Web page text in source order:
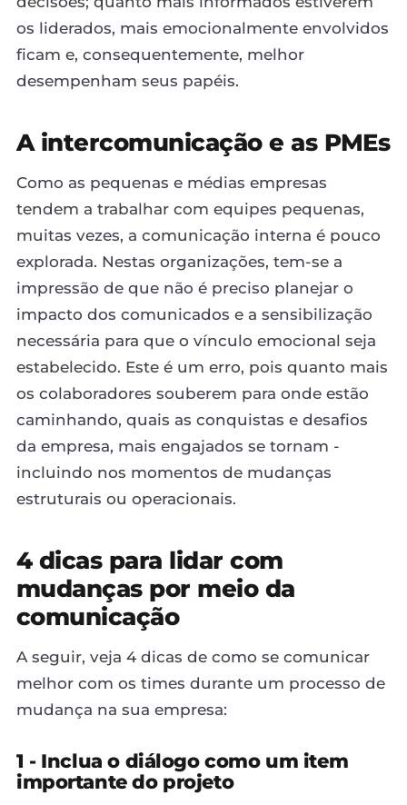
os liderados, mais emocionalmente envolvidos
ficam e, consequentemente, melhor
desempenham seus papéis.
A intercomunicação e as PMEs
Como as pequenas e médias empresas
tendem a trabalhar com equipes pequenas,
muitas vezes, a comunicação interna é pouco
explorada. Nestas organizações, tem-se a
impressão de que não é preciso planejar o
impacto dos comunicados e a sensibilização
necessária para que o vínculo emocional seja
estabelecido. Este é um erro, pois quanto mais
os colaboradores souberem para onde estão
caminhando, quais as conquistas e desafios
da empresa, mais engajados se tornam -
incluindo nos momentos de mudanças
estruturais ou operacionais.
4 dicas para lidar com
mudanças por meio da
comunicação
A seguir, veja 4 dicas de como se comunicar
melhor com os times durante um processo de
mudança na sua empresa:
1 - Inclua o diálogo como um item
importante do projeto